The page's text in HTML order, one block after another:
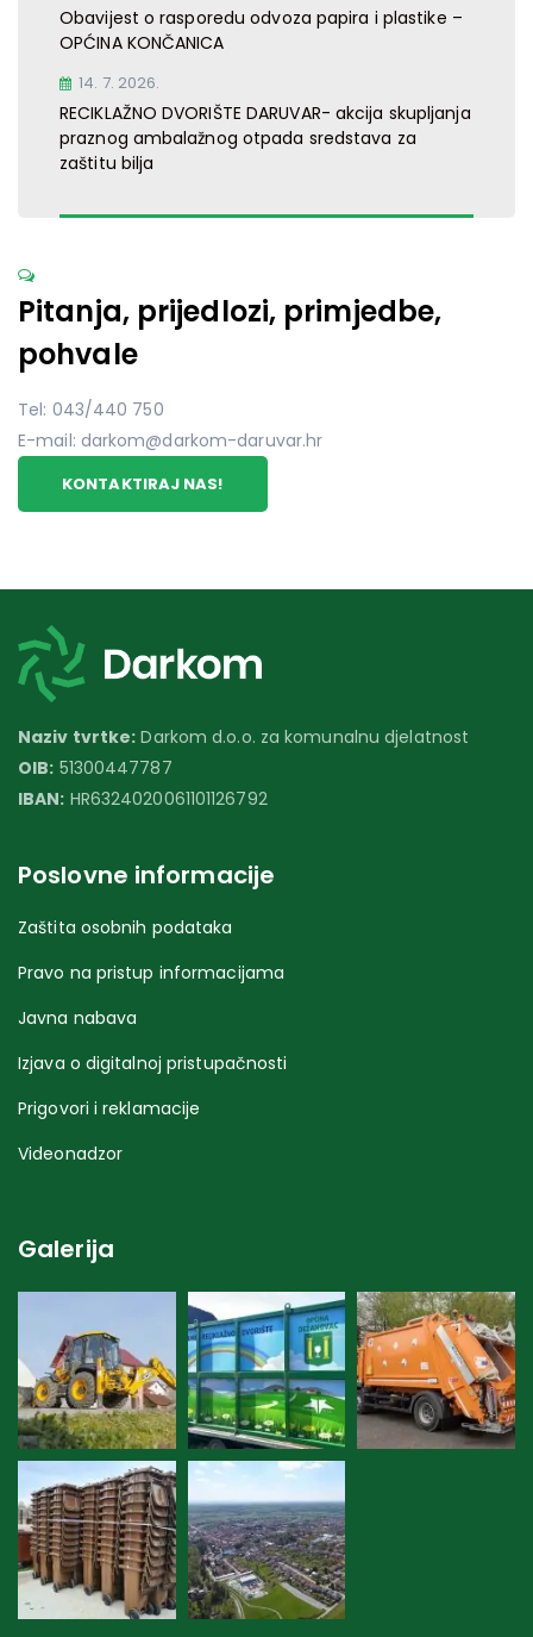
Obavijest o rasporedu odvoza papira i plastike –
OPĆINA KONČANICA
14. 7. 2026.
RECIKLAŽNO DVORIŠTE DARUVAR- akcija skupljanja
praznog ambalažnog otpada sredstava za
zaštitu bilja
Pitanja, prijedlozi, primjedbe,
pohvale
Tel: 043/440 750
E-mail: darkom@darkom-daruvar.hr
KONTAKTIRAJ NAS!
Naziv tvrtke: Darkom d.o.o. za komunalnu djelatnost
OIB: 51300447787
IBAN: HR6324020061101126792
Poslovne informacije
Zaštita osobnih podataka
Pravo na pristup informacijama
Javna nabava
Izjava o digitalnoj pristupačnosti
Prigovori i reklamacije
Videonadzor
Galerija